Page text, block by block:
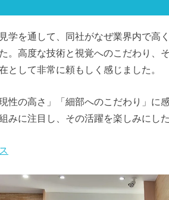
学を通して、同社がなぜ業界内で高
。高度な技術と視覚へのこだわり、
として非常に頼もしく感じました。
性の高さ」「細部へのこだわり」に
みに注目し、その活躍を楽しみにし